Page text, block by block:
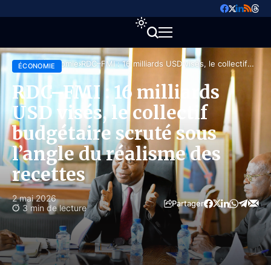
Accueil Économie RDC–FMI : 16 milliards USD visés, le collectif
budgétaire scruté sous l’angle du réalisme des
recettes
ÉCONOMIE
RDC–FMI : 16 milliards
USD visés, le collectif
budgétaire scruté sous
l’angle du réalisme des
recettes
2 mai 2026
3 min de lecture
Partager